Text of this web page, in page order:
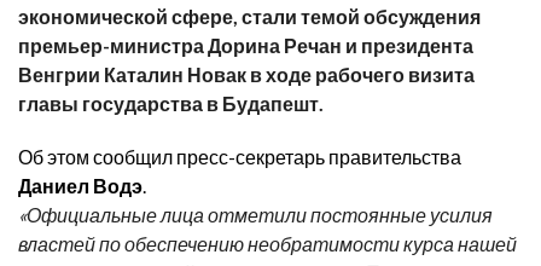
экономической сфере, стали темой обсуждения
премьер-министра Дорина Речан и президента
Венгрии Каталин Новак в ходе рабочего визита
главы государства в Будапешт.
Об этом сообщил пресс-секретарь правительства
Даниел Водэ
«Официальные лица отметили постоянные усилия
властей по обеспечению необратимости курса нашей